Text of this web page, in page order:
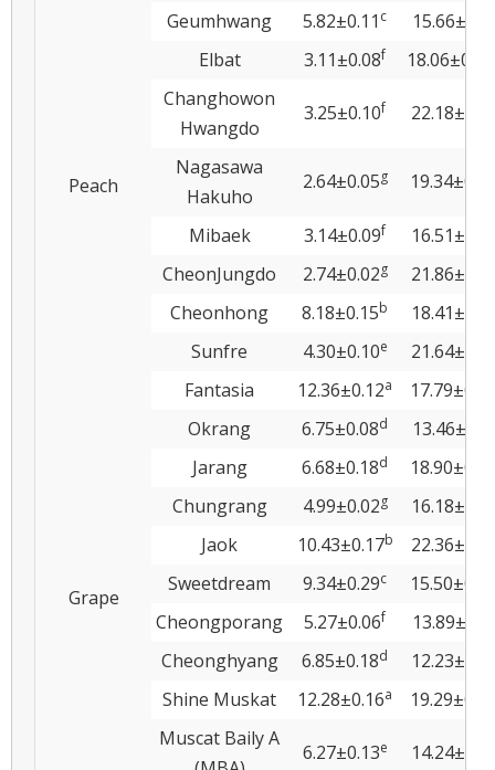
Peach
Geumhwang
5.82±0.11 c
Elbat
3.11±0.08f 18.06±0.16
Changhowon
Hwangdo
3.25±0.10f
Nagasawa
Hakuho
2.64±0.05g
Mibaek 3.14±0.09f
CheonJungdo
2.74±0.02g
Cheonhong
8.18±0.15b
Sunfre
4.30±0.10e
Fantasia
12.36±0.12a
Grape
Okrang 6.75±0.08d
Jarang
6.68±0.18d
Chungrang
4.99±0.02g
Jaok
10.43±0.17b
Sweetdream
9.34±0.29c
Cheongporang
5.27±0.06f
Cheonghyang
6.85±0.18d
Shine Muskat
12.28±0.16a
Muscat Baily A
6.27±0.13e